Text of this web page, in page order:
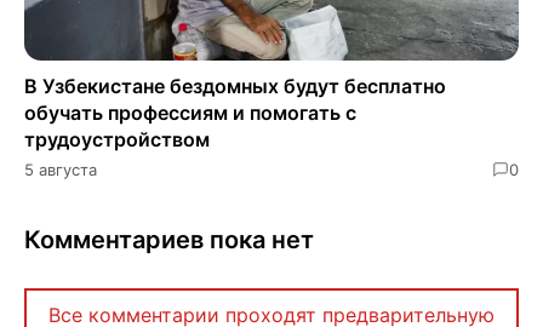
В Узбекистане бездомных будут бесплатно
обучать профессиям и помогать с
трудоустройством
5 августа 0
Комментариев пока нет
Все комментарии проходят предварительную